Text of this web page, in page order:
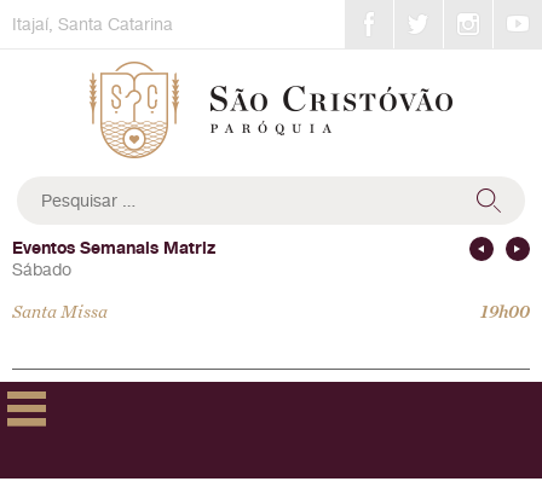
toItajaí, Santa Catarina
por:
Eventos Semanais Matriz
Sábado
Santa Missa 19h00